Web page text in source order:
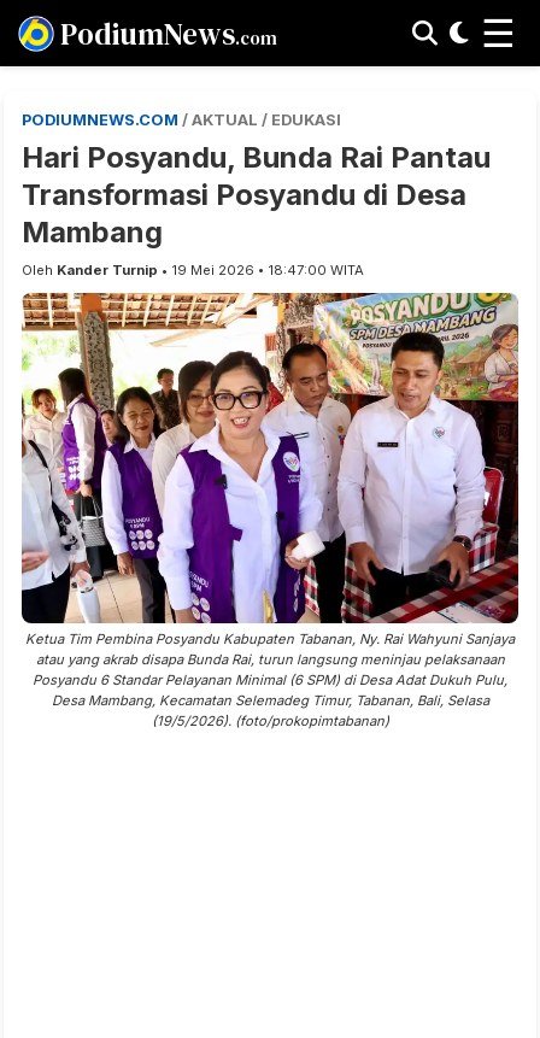
PodiumNews.com ☰
PODIUMNEWS.COM / AKTUAL / EDUKASI
Hari Posyandu, Bunda Rai Pantau
Transformasi Posyandu di Desa
Mambang
Oleh Kander Turnip • 19 Mei 2026 • 18:47:00 WITA
Ketua Tim Pembina Posyandu Kabupaten Tabanan, Ny. Rai Wahyuni Sanjaya
atau yang akrab disapa Bunda Rai, turun langsung meninjau pelaksanaan
Posyandu 6 Standar Pelayanan Minimal (6 SPM) di Desa Adat Dukuh Pulu,
Desa Mambang, Kecamatan Selemadeg Timur, Tabanan, Bali, Selasa
(19/5/2026). (foto/prokopimtabanan)